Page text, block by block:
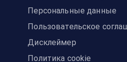
Персональные данные
Пользовательское
Дисклеймер
Политика cookie